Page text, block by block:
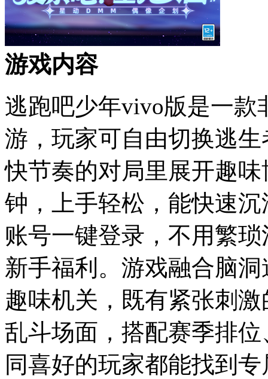
游戏内容
逃跑吧少年vivo版是一款
游，玩家可自由切换逃
快节奏的对局里展开趣
钟，上手轻松，能快速
账号一键登录，不用繁
新手福利。游戏融合脑
趣味机关，既有紧张刺
乱斗场面，搭配赛季排
同喜好的玩家都能找到